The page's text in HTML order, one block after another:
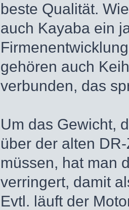
beste Qualität.
auch Kayaba ein
gehören auch
verbunden, das
Um das Gewicht,
über der alten
müssen, hat man
verringert, damit
Evtl. läuft der